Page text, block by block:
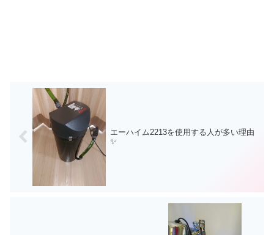
エーハイム2213を使用する人が多い理由
✨